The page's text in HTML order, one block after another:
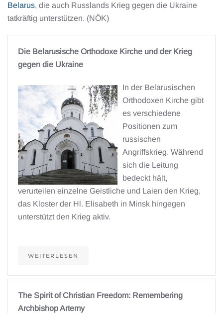
Belarus, die auch Russlands Krieg gegen die Ukraine
tatkräftig unterstützen. (NÖK)
Die Belarusische Orthodoxe Kirche und der Krieg
gegen die Ukraine
In der Belarusischen
Orthodoxen Kirche gibt
es verschiedene
Positionen zum
russischen
Angriffskrieg. Während
sich die Leitung
bedeckt hält,
verurteilen einzelne Geistliche und Laien den Krieg,
das Kloster der Hl. Elisabeth in Minsk hingegen
unterstützt den Krieg aktiv.
WEITERLESEN
The Spirit of Christian Freedom: Remembering
Archbishop Artemy